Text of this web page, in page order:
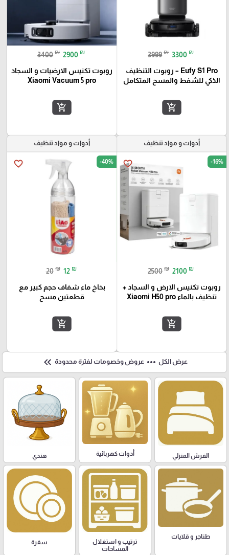
3999 ₪ 3300 ₪
Eufy S1 Pro – روبوت التنظيف
الذكي للشفط والمسح المتكامل
add_shopping_cart
3400 ₪ 2900 ₪
روبوت تكنيس الارضيات و السجاد
Xiaomi Vacuum 5 pro
add_shopping_cart
أدوات و مواد تنظيف
favorite_border -16%
2500 ₪ 2100 ₪
روبوت تكنيس الارض و السجاد +
تنظيف بالماء Xiaomi H50 pro
add_shopping_cart
أدوات و مواد تنظيف
favorite_border -40%
20 ₪ 12 ₪
بخاخ ماء شفاف حجم كبير مع
قطعتين مسح
add_shopping_cart
عرض الكل more_horiz عروض وخصومات لفترة محدودة keyboard_double_arrow_left
الفرش المنزلي أدوات كهربائية هندي
طناجر و قلايات
ترتيب و استغلال
المساحات
سفرة